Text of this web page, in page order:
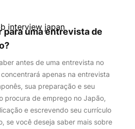
para uma entrevista de
antes de uma entrevista no
apenas na entrevista
sua preparação e seu
procura de emprego no Japão,
e escrevendo seu currículo
se você deseja saber mais sobre